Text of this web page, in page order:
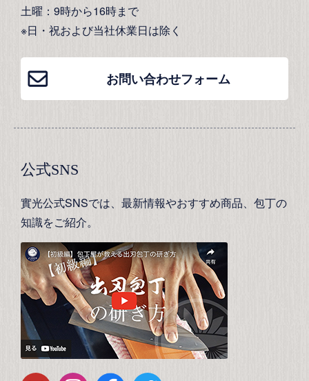
土曜：9時から16時まで
※日・祝および当社休業日は除く
お問い合わせフォーム
公式SNS
實光公式SNSでは、最新情報やおすすめ商品、包丁の
知識をご紹介。